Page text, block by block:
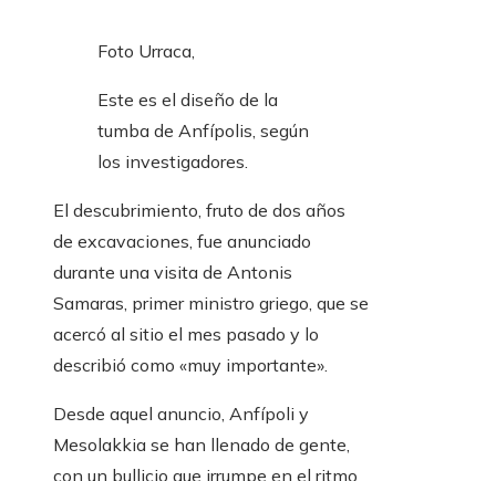
Foto Urraca,
Este es el diseño de la
tumba de Anfípolis, según
los investigadores.
El descubrimiento, fruto de dos años
de excavaciones, fue anunciado
durante una visita de Antonis
Samaras, primer ministro griego, que se
acercó al sitio el mes pasado y lo
describió como «muy importante».
Desde aquel anuncio, Anfípoli y
Mesolakkia se han llenado de gente,
con un bullicio que irrumpe en el ritmo